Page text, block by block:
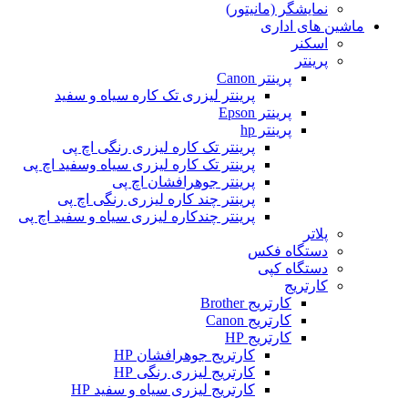
نمایشگر (مانیتور)
ماشین های اداری
اسکنر
پرینتر
پرینتر Canon
پرینتر لیزری تک کاره سیاه و سفید
پرینتر Epson
پرینتر hp
پرینتر تک کاره لیزری رنگی اچ پی
پرینتر تک کاره لیزری سیاه وسفید اچ پی
پرینتر جوهرافشان اچ پی
پرینتر چند کاره لیزری رنگی اچ پی
پرینتر چندکاره لیزری سیاه و سفید اچ پی
پلاتر
دستگاه فکس
دستگاه کپی
کارتریج
کارتریج Brother
کارتریج Canon
کارتریج HP
کارتریج جوهرافشان HP
کارتریج لیزری رنگی HP
کارتریج لیزری سیاه و سفید HP